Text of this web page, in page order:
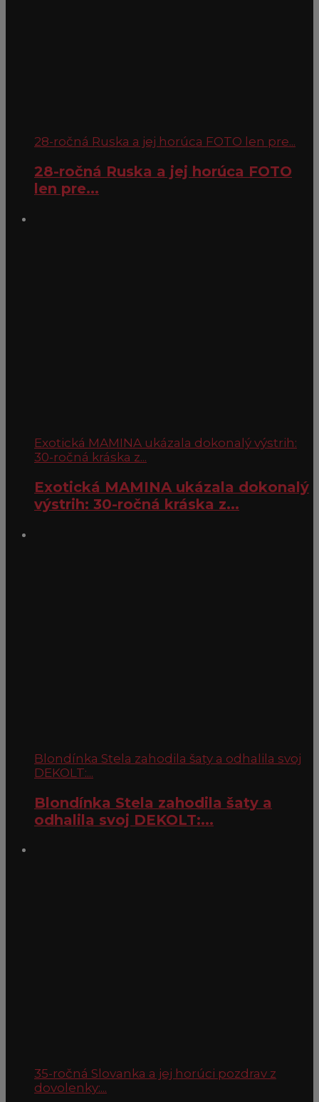
28-ročná Ruska a jej horúca FOTO len pre...
28-ročná Ruska a jej horúca FOTO
len pre...
Exotická MAMINA ukázala dokonalý výstrih:
30-ročná kráska z...
Exotická MAMINA ukázala dokonalý
výstrih: 30-ročná kráska z...
Blondínka Stela zahodila šaty a odhalila svoj
DEKOLT:...
Blondínka Stela zahodila šaty a
odhalila svoj DEKOLT:...
35-ročná Slovanka a jej horúci pozdrav z
dovolenky:...